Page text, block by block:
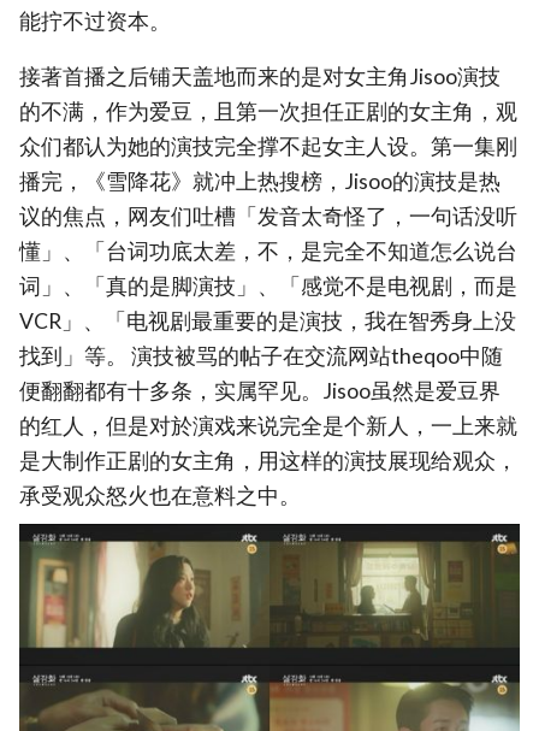
能拧不过资本。
接著首播之后铺天盖地而来的是对女主角Jisoo演技
的不满，作为爱豆，且第一次担任正剧的女主角，观
众们都认为她的演技完全撑不起女主人设。第一集刚
播完，《雪降花》就冲上热搜榜，Jisoo的演技是热
议的焦点，网友们吐槽「发音太奇怪了，一句话没听
懂」、「台词功底太差，不，是完全不知道怎么说台
词」、「真的是脚演技」、「感觉不是电视剧，而是
VCR」、「电视剧最重要的是演技，我在智秀身上没
找到」等。 演技被骂的帖子在交流网站theqoo中随
便翻翻都有十多条，实属罕见。Jisoo虽然是爱豆界
的红人，但是对於演戏来说完全是个新人，一上来就
是大制作正剧的女主角，用这样的演技展现给观众，
承受观众怒火也在意料之中。